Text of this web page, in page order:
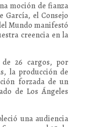
moción de fianza
García, el Consejo
Mundo manifestó
creencia en la
de 26 cargos, por
la producción de
forzada de un
de Los Ángeles
una audiencia